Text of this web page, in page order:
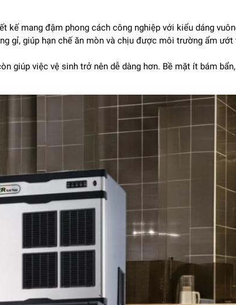
kế mang đậm phong cách công nghiệp với kiểu dáng
gỉ, giúp hạn chế ăn mòn và chịu được môi trường ẩm ướt
giúp việc vệ sinh trở nên dễ dàng hơn. Bề mặt ít bám